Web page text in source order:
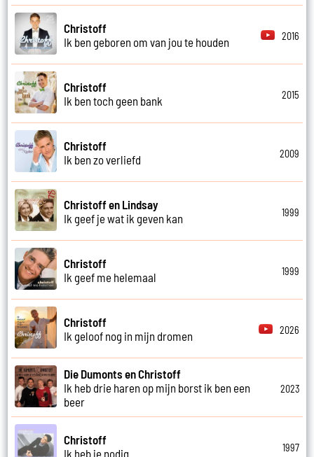
Christoff
Ik ben geboren om van jou te houden
2016
Christoff
Ik ben toch geen bank
2015
Christoff
Ik ben zo verliefd
2009
Christoff en Lindsay
Ik geef je wat ik geven kan
1999
Christoff
Ik geef me helemaal
1999
Christoff
Ik geloof nog in mijn dromen
2026
Die Dumonts en Christoff
Ik heb drie haren op mijn borst ik ben een
beer
2023
Christoff
Ik heb je nodig
1997